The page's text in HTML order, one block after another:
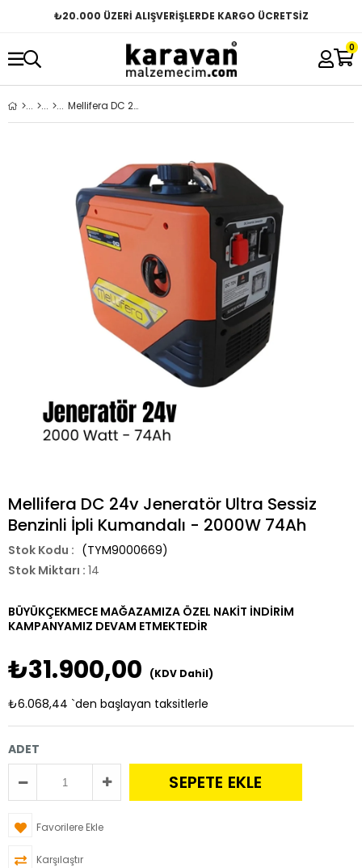
₺20.000 ÜZERİ ALIŞVERİŞLERDE KARGO ÜCRETSİZ
0
Mellifera DC 24v Jeneratör Ultra Sessiz Benzinli İpli Kumandalı - 2000W 74Ah
Mellifera DC 24v Jeneratör Ultra Sessiz
Benzinli İpli Kumandalı - 2000W 74Ah
(TYM9000669)
Stok Miktarı : 14
BÜYÜKÇEKMECE MAĞAZAMIZA ÖZEL NAKİT İNDİRİM
KAMPANYAMIZ DEVAM ETMEKTEDİR
₺31.900,00 (KDV Dahil)
₺6.068,44 `den başlayan taksitlerle
ADET
Favorilere Ekle
Karşılaştır